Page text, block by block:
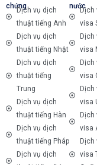
chứngDịch vụ dịch
thuật tiếng Anh
Dịch vụ dịch
thuật tiếng Nhật
Dịch vụ dịch
thuật tiếng
Trung
Dịch vụ dịch
thuật tiếng Hàn
Dịch vụ dịch
thuật tiếng Pháp
Dịch vụ dịch
nướcDịch
visa
Dịch
visa
Dịch
visa
Dịch
visa
Dịch
visa
Dịch
visa